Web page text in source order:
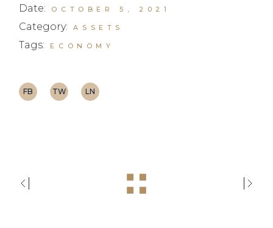
Date: OCTOBER 5, 2021
Category: ASSETS
Tags: ECONOMY
FB TW LN